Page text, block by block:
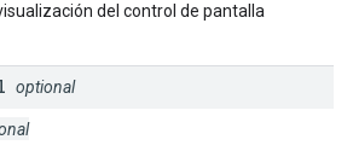
del control de pantalla
optional